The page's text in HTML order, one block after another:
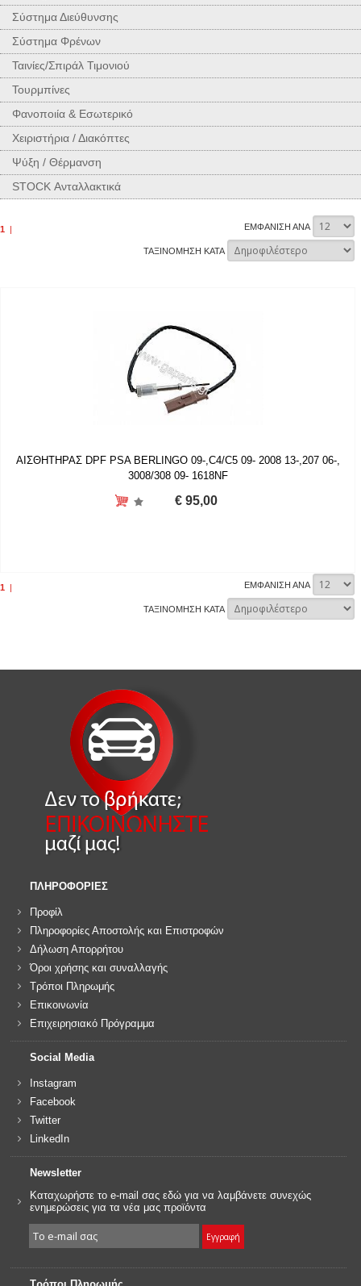
Σύστημα Διεύθυνσης
Σύστημα Φρένων
Ταινίες/Σπιράλ Τιμονιού
Τουρμπίνες
Φανοποιία & Εσωτερικό
Χειριστήρια / Διακόπτες
Ψύξη / Θέρμανση
STOCK Ανταλλακτικά
1 | ΕΜΦΑΝΙΣΗ ΑΝΑ
ΤΑΞΙΝΟΜΗΣΗ ΚΑΤΑ
ΑΙΣΘΗΤΗΡΑΣ DPF PSA BERLINGO 09-,C4/C5 09- 2008 13-,207 06-,
3008/308 09- 1618NF
€ 95,00
1 | ΕΜΦΑΝΙΣΗ ΑΝΑ
ΤΑΞΙΝΟΜΗΣΗ ΚΑΤΑ
ΠΛΗΡΟΦΟΡΙΕΣ
Προφίλ
Πληροφορίες Αποστολής και Επιστροφών
Δήλωση Απορρήτου
Όροι χρήσης και συναλλαγής
Τρόποι Πληρωμής
Επικοινωνία
Επιχειρησιακό Πρόγραμμα
Social Media
Instagram
Facebook
Twitter
LinkedIn
Newsletter
Καταχωρήστε το e-mail σας εδώ για να λαμβάνετε συνεχώς
ενημερώσεις για τα νέα μας προϊόντα